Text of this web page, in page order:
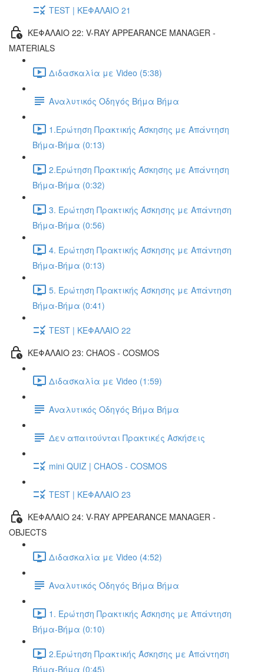
TEST | ΚΕΦΑΛΑΙΟ 21
ΚΕΦΑΛΑΙΟ 22: V-RAY APPEARANCE MANAGER -
MATERIALS
Διδασκαλία με Video (5:38)
Αναλυτικός Οδηγός Βήμα Βήμα
1.Ερώτηση Πρακτικής Άσκησης με Απάντηση
Βήμα-Βήμα (0:13)
2.Ερώτηση Πρακτικής Άσκησης με Απάντηση
Βήμα-Βήμα (0:32)
3. Ερώτηση Πρακτικής Άσκησης με Απάντηση
Βήμα-Βήμα (0:56)
4. Ερώτηση Πρακτικής Άσκησης με Απάντηση
Βήμα-Βήμα (0:13)
5. Ερώτηση Πρακτικής Άσκησης με Απάντηση
Βήμα-Βήμα (0:41)
TEST | ΚΕΦΑΛΑΙΟ 22
ΚΕΦΑΛΑΙΟ 23: CHAOS - COSMOS
Διδασκαλία με Video (1:59)
Αναλυτικός Οδηγός Βήμα Βήμα
Δεν απαιτούνται Πρακτικές Ασκήσεις
mini QUIZ | CHAOS - COSMOS
TEST | ΚΕΦΑΛΑΙΟ 23
ΚΕΦΑΛΑΙΟ 24: V-RAY APPEARANCE MANAGER -
OBJECTS
Διδασκαλία με Video (4:52)
Αναλυτικός Οδηγός Βήμα Βήμα
1. Ερώτηση Πρακτικής Άσκησης με Απάντηση
Βήμα-Βήμα (0:10)
2.Ερώτηση Πρακτικής Άσκησης με Απάντηση
Βήμα-Βήμα (0:45)